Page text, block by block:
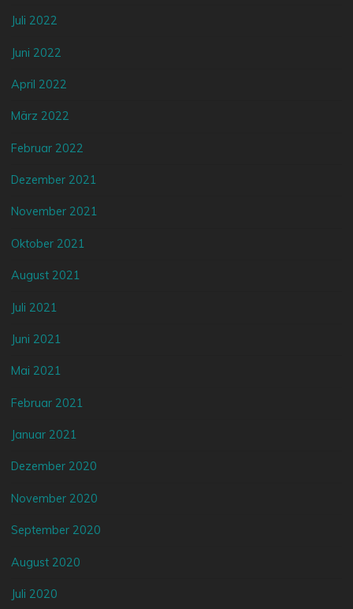
Juli 2022
Juni 2022
April 2022
März 2022
Februar 2022
Dezember 2021
November 2021
Oktober 2021
August 2021
Juli 2021
Juni 2021
Mai 2021
Februar 2021
Januar 2021
Dezember 2020
November 2020
September 2020
August 2020
Juli 2020